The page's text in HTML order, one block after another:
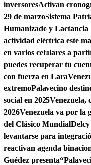
inversoresActivan
29 de marzoSistema
Humanizado y Lactancia
actividad eléctrica este
en varios celulares a
puedes recuperar tu
con fuerza en Lara
extremoPalavecino
social en 2025Venezuela,
2026Venezuela va por la
del Clásico MundialDelcy
levantarse para
reactivan agenda
Guédez